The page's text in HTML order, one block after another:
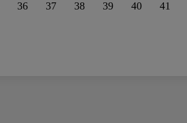
36 37 38 39 40 41